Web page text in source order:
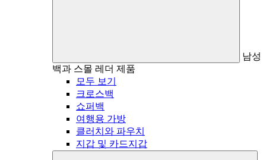
남성
백과 스몰 레더 제품
모두 보기
크로스백
쇼퍼백
여행용 가방
클러치와 파우치
지갑 및 카드지갑